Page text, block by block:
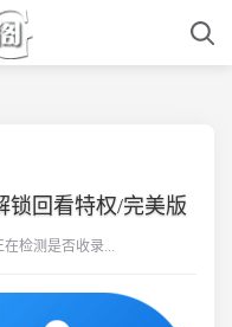
锁回看特权/完美版
在检测是否收录...